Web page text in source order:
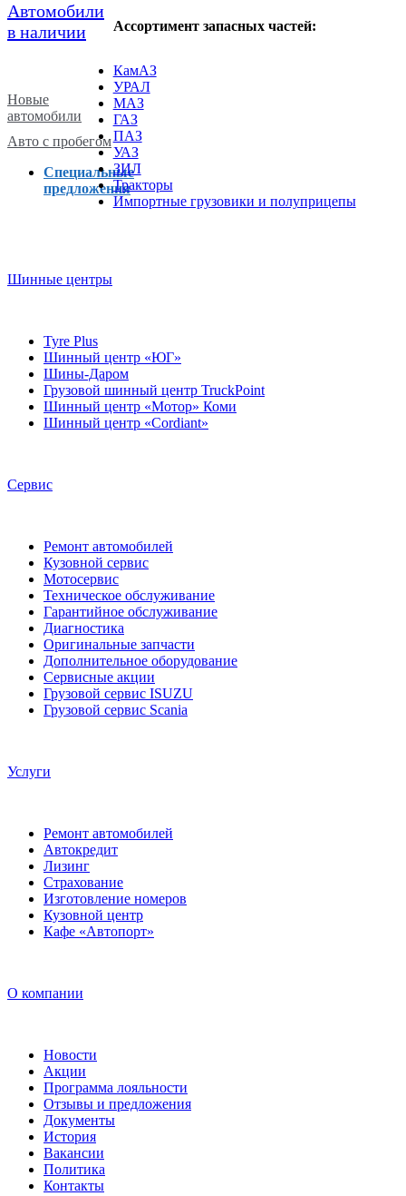
Автомобили
в наличии
Новые
автомобили
Авто с пробегом
Специальные
предложения
Ассортимент запасных частей:
КамАЗ
УРАЛ
МАЗ
ГАЗ
ПАЗ
УАЗ
ЗИЛ
Тракторы
Импортные грузовики и полуприцепы
Шинные центры
Tyre Plus
Шинный центр «ЮГ»
Шины-Даром
Грузовой шинный центр TruckPoint
Шинный центр «Мотор» Коми
Шинный центр «Cordiant»
Сервис
Ремонт автомобилей
Кузовной сервис
Мотосервис
Техническое обслуживание
Гарантийное обслуживание
Диагностика
Оригинальные запчасти
Дополнительное оборудование
Сервисные акции
Грузовой сервис ISUZU
Грузовой сервис Scania
Услуги
Ремонт автомобилей
Автокредит
Лизинг
Страхование
Изготовление номеров
Кузовной центр
Кафе «Автопорт»
О компании
Новости
Акции
Программа лояльности
Отзывы и предложения
Документы
История
Вакансии
Политика
Контакты